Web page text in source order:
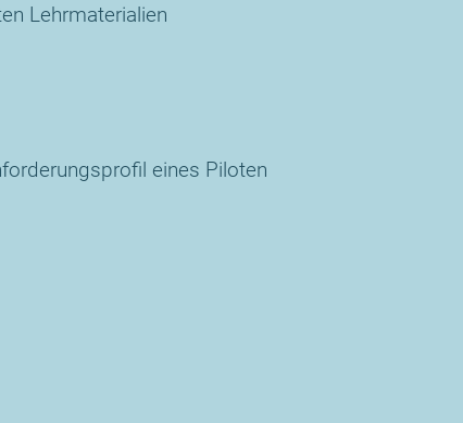
Lehrmaterialien
eines Piloten